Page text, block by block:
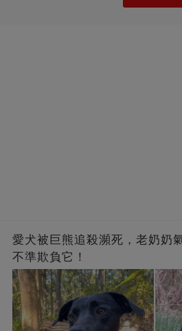
愛犬被巨熊追殺瀕死，老奶奶
不準欺負它！